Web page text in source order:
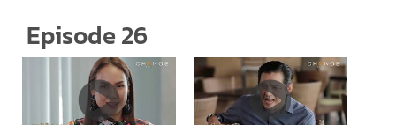
Episode 26